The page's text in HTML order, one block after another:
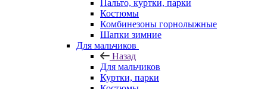
Пальто, куртки, парки
Костюмы
Комбинезоны горнолыжные
Шапки зимние
Для мальчиков
Назад
Для мальчиков
Куртки, парки